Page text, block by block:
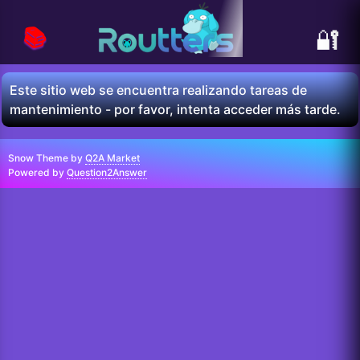
🔐
📚
Este sitio web se encuentra realizando tareas de
mantenimiento - por favor, intenta acceder más tarde.
Snow Theme by Q2A Market
Powered by Question2Answer